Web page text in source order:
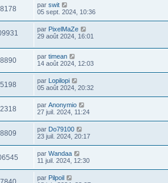
par swit
05 sept. 2024, 10:36
par PixelMaZe
29 août 2024, 16:01
par timean
14 août 2024, 12:03
par Lopilopi
05 août 2024, 20:32
par Anonymio
27 juil. 2024, 11:24
par Do79100
23 juil. 2024, 20:17
par Wandaa
11 juil. 2024, 12:30
par Pilpoil